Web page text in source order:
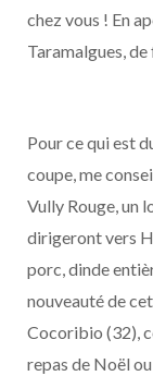
chez vous ! En
Taramalgues,
Pour ce qui est
coupe, me
Vully Rouge, un
dirigeront vers
porc, dinde
nouveauté de
Cocoribio (32),
repas de Noël